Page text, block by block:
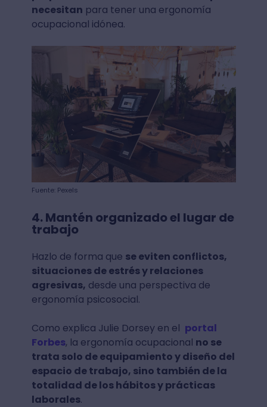
necesitan para tener una ergonomía
ocupacional idónea.
Fuente: Pexels
4. Mantén organizado el lugar de
trabajo
Hazlo de forma que se eviten conflictos,
situaciones de estrés y relaciones
agresivas, desde una perspectiva de
ergonomía psicosocial.
Como explica Julie Dorsey en el portal
Forbes, la ergonomía ocupacional no se
trata solo de equipamiento y diseño del
espacio de trabajo, sino también de la
totalidad de los hábitos y prácticas
laborales.